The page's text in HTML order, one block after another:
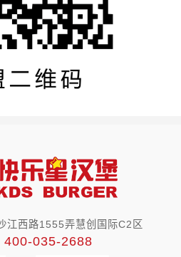
江西路1555弄慧创国际C2区
400-035-2688